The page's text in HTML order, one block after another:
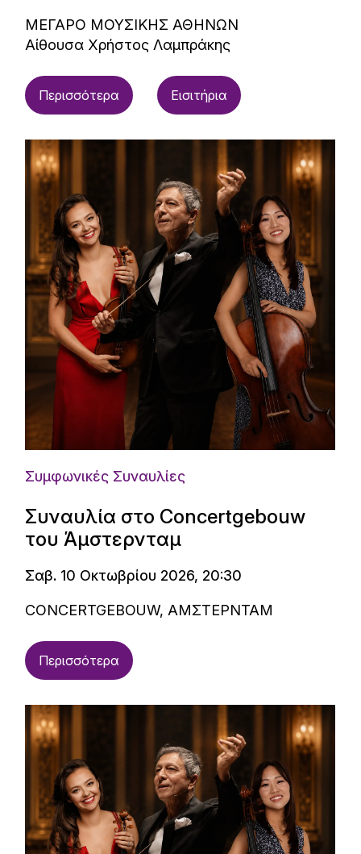
ΜΕΓΑΡΟ ΜΟΥΣΙΚΗΣ ΑΘΗΝΩΝ
Αίθουσα Χρήστος Λαμπράκης
Περισσότερα Εισιτήρια
Συμφωνικές Συναυλίες
Συναυλία στο Concertgebouw
του Άμστερνταμ
Σαβ. 10 Οκτωβρίου 2026, 20:30
CONCERTGEBOUW, ΑΜΣΤΕΡΝΤΑΜ
Περισσότερα